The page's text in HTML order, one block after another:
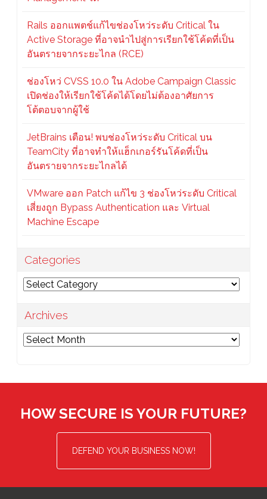
Rails ออกแพตช์แก้ไขช่องโหว่ระดับ Critical ใน
Active Storage ที่อาจนำไปสู่การเรียกใช้โค้ดที่เป็น
อันตรายจากระยะไกล (RCE)
ช่องโหว่ CVSS 10.0 ใน Adobe Campaign Classic
เปิดช่องให้เรียกใช้โค้ดได้โดยไม่ต้องอาศัยการ
โต้ตอบจากผู้ใช้
JetBrains เตือน! พบช่องโหว่ระดับ Critical บน
TeamCity ที่อาจทำให้แฮ็กเกอร์รันโค้ดที่เป็น
อันตรายจากระยะไกลได้
VMware ออก Patch แก้ไข 3 ช่องโหว่ระดับ Critical
เสี่ยงถูก Bypass Authentication และ Virtual
Machine Escape
Categories
Categories
Archives
Archives
HOW SECURE IS YOUR FUTURE?
DEFEND YOUR BUSINESS NOW!